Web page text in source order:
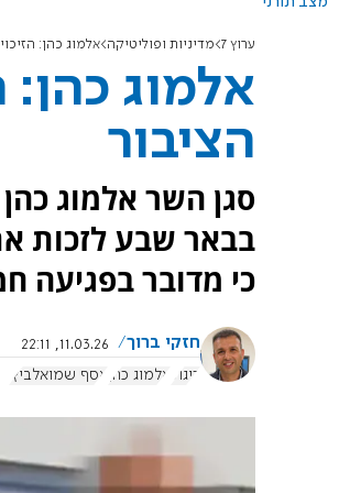
ערוץ 7 מדיניות ופוליטיקה אלמוג כהן:
אלמוג כהן:
הציבור
סגן השר אלמוג
בבאר שבע לזכות
כי מדובר בפגיעה
חזקי ברוך
11.03.26, 22:11
ריגול
אלמוג כהן אסף שמואלביץ'